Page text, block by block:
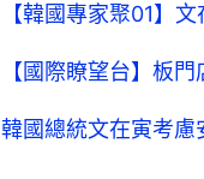
【韓國專家聚01】
【國際瞭望台】板
韓國總統文在寅考